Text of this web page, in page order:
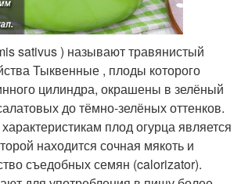
sativus ) называют травянистый
Тыквенные , плоды которого
цилиндра, окрашены в зелёный
до тёмно-зелёных оттенков.
плод огурца является
находится сочная мякоть и
съедобных семян (calorizator).